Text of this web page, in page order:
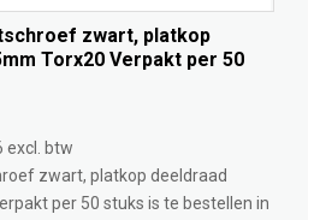
zwart, platkop
Torx20 Verpakt per 50
excl. btw
zwart, platkop deeldraad
per 50 stuks is te bestellen in